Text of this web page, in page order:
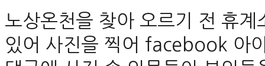
노상온천을 찾아 오르기 전 휴
있어 사진을 찍어 facebook 아